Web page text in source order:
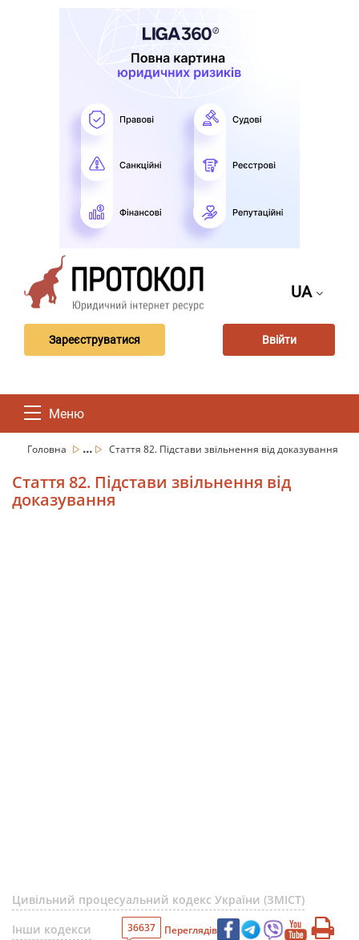
UA
Зареєструватися Ввійти
Меню
Головна ... Стаття 82. Підстави звільнення від доказування
Стаття 82. Підстави звільнення від
доказування
Цивільний процесуальний кодекс України (ЗМІСТ)
Інши кодекси
36637 Переглядів